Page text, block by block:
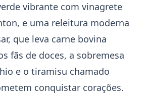
vibrante com vinagrete
e uma releitura moderna
que leva carne bovina
fãs de doces, a sobremesa
e o tiramisu chamado
conquistar corações.